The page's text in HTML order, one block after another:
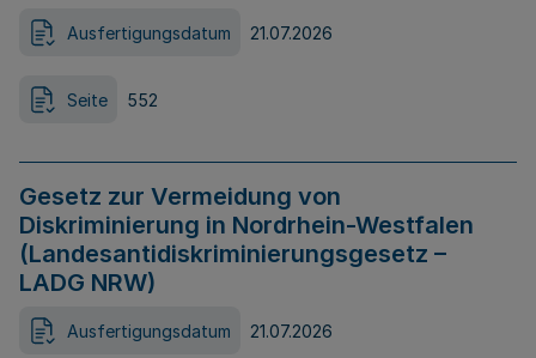
Ausfertigungsdatum 21.07.2026
Seite 552
Gesetz zur Vermeidung von
Diskriminierung in Nordrhein-Westfalen
(Landesantidiskriminierungsgesetz –
LADG NRW)
Ausfertigungsdatum 21.07.2026